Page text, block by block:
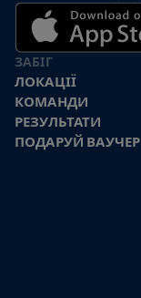
ЗАБІГ
ЛОКАЦІЇ
КОМАНДИ
РЕЗУЛЬТАТИ
ПОДАРУЙ ВАУЧЕР